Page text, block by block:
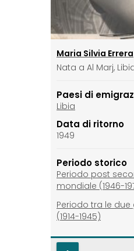
Maria Silvia Errera
Nata a Al Marj,
Paesi di
Libia
Data di ritorno
1949
Periodo storico
Periodo post
mondiale (1946-
Periodo tra le
(1914-1945)